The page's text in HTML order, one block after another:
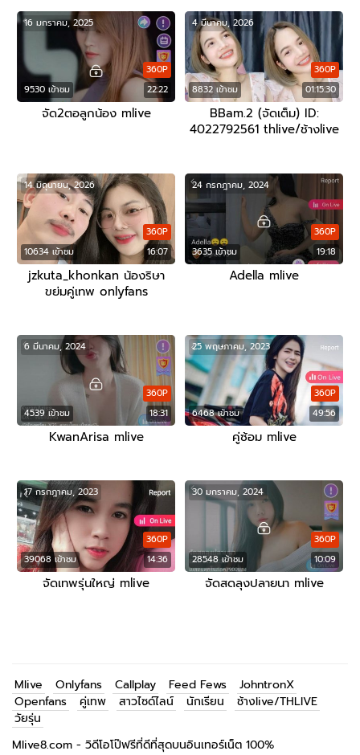
9530 เข้าชม 22:22
360P
16 มกราคม, 2025
จัด2ตอลูกน้อง mlive
8832 เข้าชม 01:15:30
360P
4 มีนาคม, 2026
BBam.2 (จัดเต็ม) ID:
4022792561 thlive/ช้างlive
10634 เข้าชม 16:07
360P
14 มิถุนายน, 2026
jzkuta_khonkan น้องริษา
ขย่มคู่เทพ onlyfans
3635 เข้าชม 19:18
360P
24 กรกฎาคม, 2024
Adella mlive
4539 เข้าชม 18:31
360P
6 มีนาคม, 2024
KwanArisa mlive
6468 เข้าชม 49:56
360P
25 พฤษภาคม, 2023
คู่ซ้อม mlive
39068 เข้าชม 14:36
360P
17 กรกฎาคม, 2023
จัดเทพรุ่นใหญ่ mlive
28548 เข้าชม 10:09
360P
30 มกราคม, 2024
จัดสดลุงปลายนา mlive
Mlive Onlyfans Callplay Feed Fews
JohntronX
Openfans
คู่เทพ สาวไซด์ไลน์ นักเรียน
ช้างlive/THLIVE
วัยรุ่น
Mlive8.com - วิดีโอโป๊ฟรีที่ดีที่สุดบนอินเทอร์เน็ต 100%